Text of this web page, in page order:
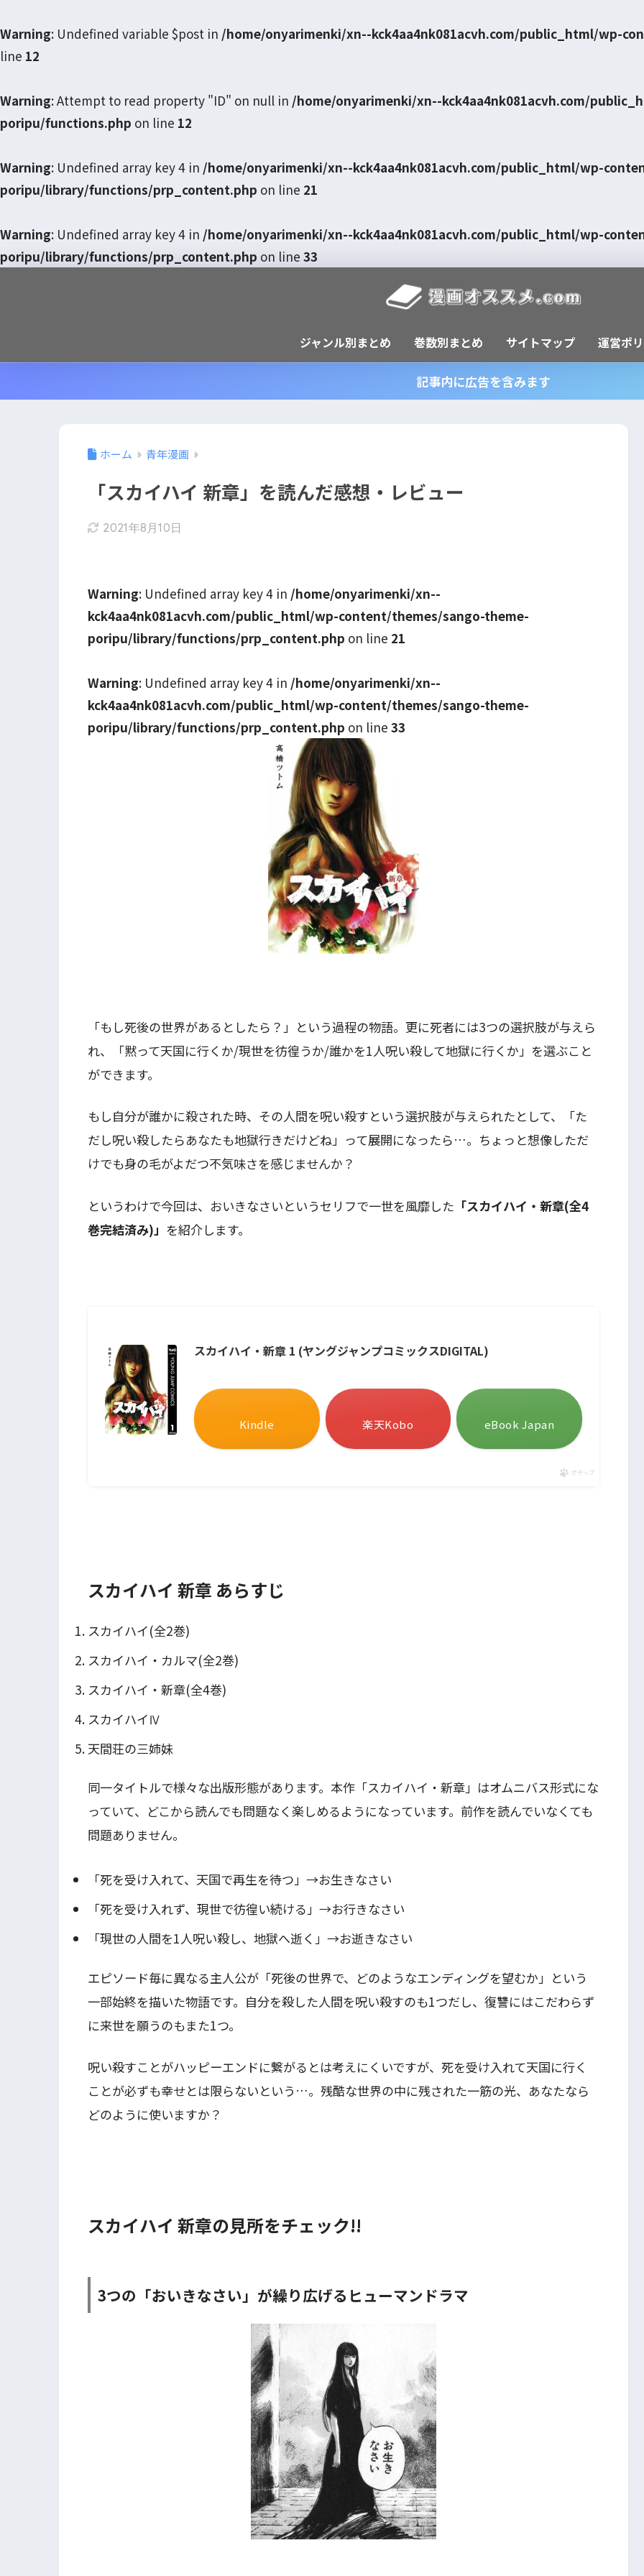
Warning: Undefined variable $post in /home/onyarimenki/xn--kck4aa4nk081acvh.com/public_html/wp-
line 12
Warning: Attempt to read property "ID" on null in /home/onyarimenki/xn--kck4aa4nk081acvh.com/
poripu/functions.php on line 12
Warning: Undefined array key 4 in /home/onyarimenki/xn--kck4aa4nk081acvh.com/public_html/wp-
poripu/library/functions/prp_content.php on line 21
Warning: Undefined array key 4 in /home/onyarimenki/xn--kck4aa4nk081acvh.com/public_html/wp-
poripu/library/functions/prp_content.php on line 33
ジャンル別まとめ 巻数別まとめ サイトマップ 運営ポ
記事内に広告を含みます
ホーム 青年漫画
「スカイハイ 新章」を読んだ感想・レビュー
2021年8月10日
Warning: Undefined array key 4 in /home/onyarimenki/xn--
kck4aa4nk081acvh.com/public_html/wp-content/themes/sango-theme-
poripu/library/functions/prp_content.php on line 21
Warning: Undefined array key 4 in /home/onyarimenki/xn--
kck4aa4nk081acvh.com/public_html/wp-content/themes/sango-theme-
poripu/library/functions/prp_content.php on line 33
「もし死後の世界があるとしたら？」という過程の物語。更に死者には3つの選択肢が与えら
れ、「黙って天国に行くか/現世を彷徨うか/誰かを1人呪い殺して地獄に行くか」を選ぶこと
ができます。
もし自分が誰かに殺された時、その人間を呪い殺すという選択肢が与えられたとして、「た
だし呪い殺したらあなたも地獄行きだけどね」って展開になったら…。ちょっと想像しただ
けでも身の毛がよだつ不気味さを感じませんか？
というわけで今回は、おいきなさいというセリフで一世を風靡した 「スカイハイ・新章(全4
巻完結済み)」 を紹介します。
スカイハイ・新章 1 (ヤングジャンプコミックスDIGITAL)
Kindle 楽天Kobo eBook Japan
ポチップ
スカイハイ 新章 あらすじ
スカイハイ(全2巻)
スカイハイ・カルマ(全2巻)
スカイハイ・新章(全4巻)
スカイハイⅣ
天間荘の三姉妹
同一タイトルで様々な出版形態があります。本作「スカイハイ・新章」はオムニバス形式にな
っていて、どこから読んでも問題なく楽しめるようになっています。前作を読んでいなくても
問題ありません。
「死を受け入れて、天国で再生を待つ」→お生きなさい
「死を受け入れず、現世で彷徨い続ける」→お行きなさい
「現世の人間を1人呪い殺し、地獄へ逝く」→お逝きなさい
エピソード毎に異なる主人公が「死後の世界で、どのようなエンディングを望むか」という
一部始終を描いた物語です。自分を殺した人間を呪い殺すのも1つだし、復讐にはこだわらず
に来世を願うのもまた1つ。
呪い殺すことがハッピーエンドに繋がるとは考えにくいですが、死を受け入れて天国に行く
ことが必ずも幸せとは限らないという…。残酷な世界の中に残された一筋の光、あなたなら
どのように使いますか？
スカイハイ 新章の見所をチェック!!
3つの「おいきなさい」が繰り広げるヒューマンドラマ